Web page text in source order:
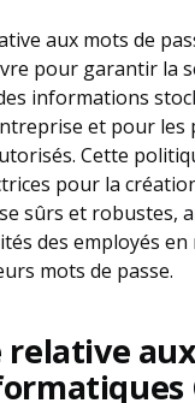
aux mots de
pour garantir la
informations
et pour
Cette
pour la
sûrs et robustes,
des employés en
mots de passe.
relative